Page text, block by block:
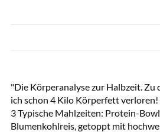
"Die Körperanalyse zur Halbzeit. Zu
ich schon 4 Kilo Körperfett verloren!
3 Typische Mahlzeiten: Protein-
Blumenkohlreis, getoppt mit